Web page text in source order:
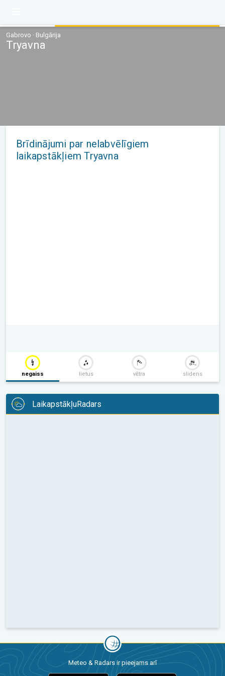
Gabrovo · Bulgārija
Tryavna
Brīdinājumi par nelabvēlīgiem
laikapstākļiem Tryavna
negaiss lietus vētra slidens
LaikapstākļuRadars
Meteo & Radars ir pieejams arī